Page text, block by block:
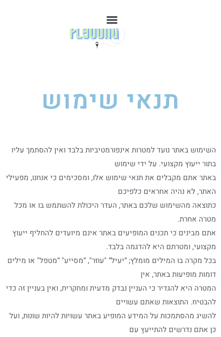
תנאי שימוש
השימוש באתר נועד למטרות אינפורמטיביות בלבד ואין להסתמך עליו
בתור ייעוץ מקצועי. על ידי שימוש
באתר אתם מקבלים את תנאי שימוש אלו, ומסכימים כי אנחנו, מפעילי
האתר, לא נהיה אחראים כלפיכם
כתוצאה מהשימוש שלכם באתר, העדר היכולת להשתמש בו או מכל
מטרה אחרת.
אתם מבינים כי תכנים המופיעים באתר אינם מיועדים להחליף ייעוץ
מקצועי, ומטרתם היא להדגמה בלבד.
בכל מקרה בו המילים מומלץ; “יעיל“ "עוזר", “מסייע" “מטפל" או מילים
דומות מופיעות באתר, אין
המטרה היא להגדיר כי העניין נבדק מדעית ומחקרית, ואין בעניין זה כדי
להבטיח. התוצאות שאתם עשויים
להשיג מהסתמכות על המידע המופיע באתר עשויות להיות שונות, ועל
כן אתם נדרשים להתייעץ עם